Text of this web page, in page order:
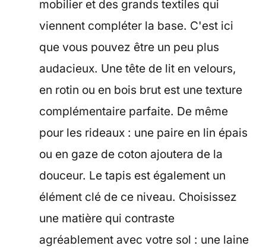
mobilier et des grands textiles qui
viennent compléter la base. C'est ici
que vous pouvez être un peu plus
audacieux. Une tête de lit en velours,
en rotin ou en bois brut est une texture
complémentaire parfaite. De même
pour les rideaux : une paire en lin épais
ou en gaze de coton ajoutera de la
douceur. Le tapis est également un
élément clé de ce niveau. Choisissez
une matière qui contraste
agréablement avec votre sol : une laine